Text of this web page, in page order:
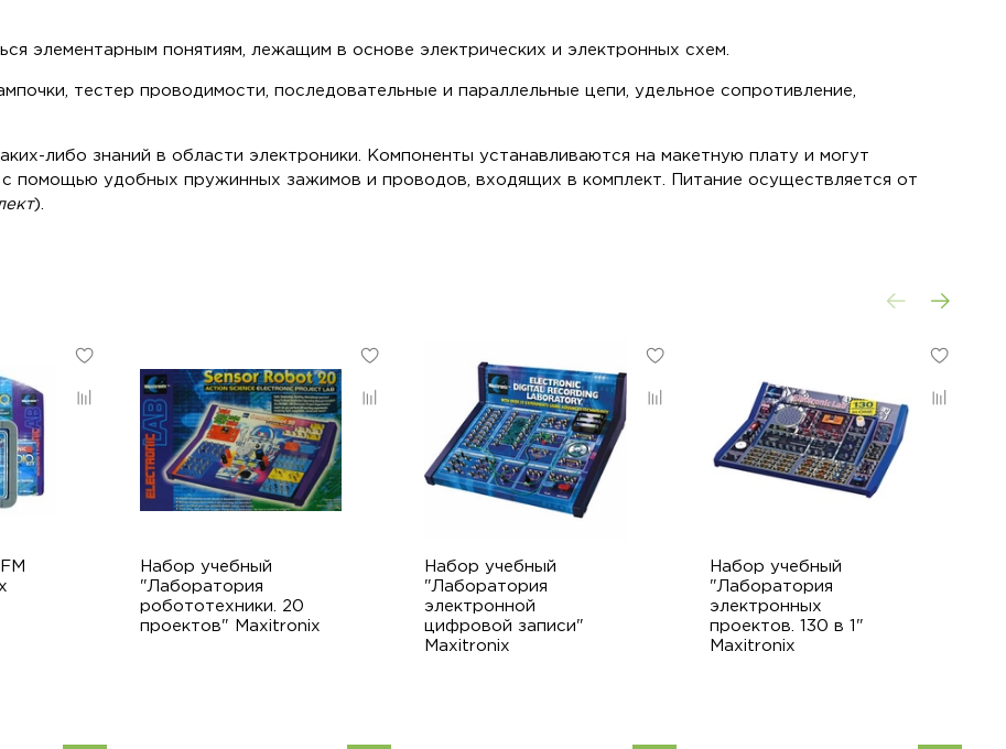
элементарным понятиям, лежащим в основе электрических и электронных схем.
тестер проводимости, последовательные и параллельные цепи, удельное сопротивление,
либо знаний в области электроники. Компоненты устанавливаются на макетную плату и могут
помощью удобных пружинных зажимов и проводов, входящих в комплект. Питание осуществляется от
).
Набор учебный
"Лаборатория
робототехники. 20
проектов" Maxitronix
Набор учебный
"Лаборатория
электронной
цифровой записи"
Maxitronix
Набор учебный
"Лаборатория
электронных
проектов. 130 в 1"
Maxitronix